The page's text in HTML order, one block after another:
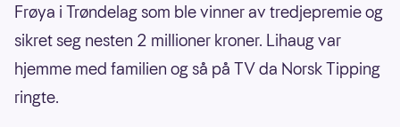
Frøya i Trøndelag som ble vinner av tredjepremie og
sikret seg nesten 2 millioner kroner. Lihaug var
hjemme med familien og så på TV da Norsk Tipping
ringte.